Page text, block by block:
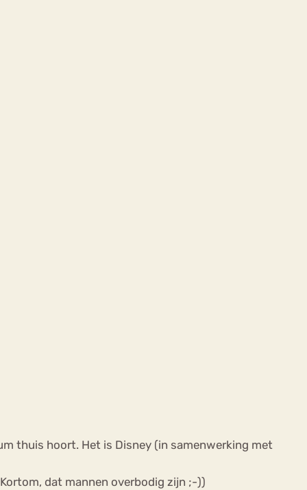
thuis hoort. Het is Disney (in samenwerking met
dat mannen overbodig zijn ;-))